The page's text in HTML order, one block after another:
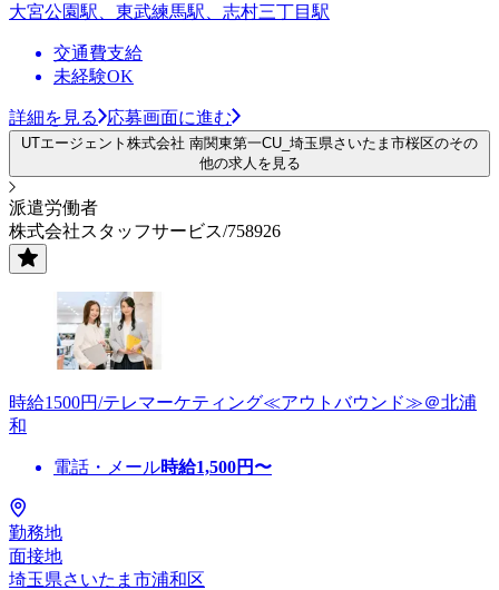
大宮公園駅、東武練馬駅、志村三丁目駅
交通費支給
未経験OK
詳細を見る 応募画面に進む
UTエージェント株式会社 南関東第一CU_埼玉県さいたま市桜区のその
他の求人を見る
派遣労働者
株式会社スタッフサービス/758926
時給1500円/テレマーケティング≪アウトバウンド≫＠北浦
和
電話・メール時給1,500円〜
勤務地
面接地
埼玉県さいたま市浦和区